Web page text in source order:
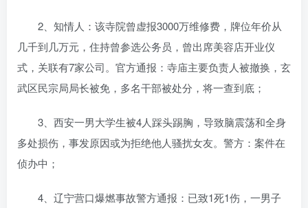
2、知情人：该寺院曾虚报3000万维修费，牌位年价从
几千到几万元，住持曾参选公务员，曾出席美容店开业仪
式，关联有7家公司。官方通报：寺庙主要负责人被撤换，玄
武区民宗局局长被免，多名干部被处分，将一查到底；
3、西安一男大学生被4人踩头踢胸，导致脑震荡和全身
多处损伤，事发原因或为拒绝他人骚扰女友。警方：案件在
侦办中；
4、辽宁营口爆燃事故警方通报：已致1死1伤，一男子